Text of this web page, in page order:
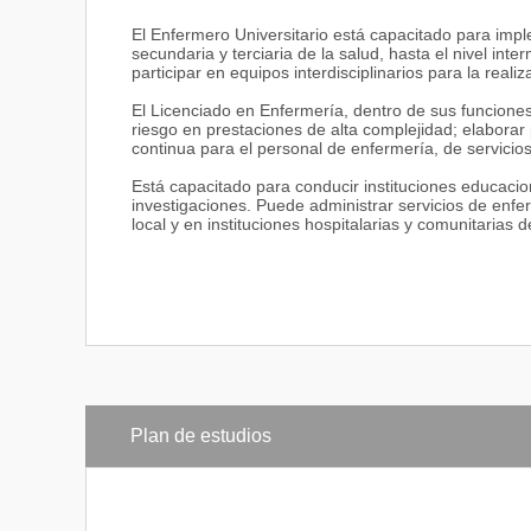
El Enfermero Universitario está capacitado para
secundaria y terciaria de la salud, hasta el nivel
participar en equipos interdisciplinarios para la
El Licenciado en Enfermería, dentro de sus
riesgo en prestaciones de alta complejidad;
continua para el personal de enfermería, de
Está capacitado para conducir instituciones
investigaciones. Puede administrar servicios de
local y en instituciones hospitalarias y comunitarias
Plan de estudios